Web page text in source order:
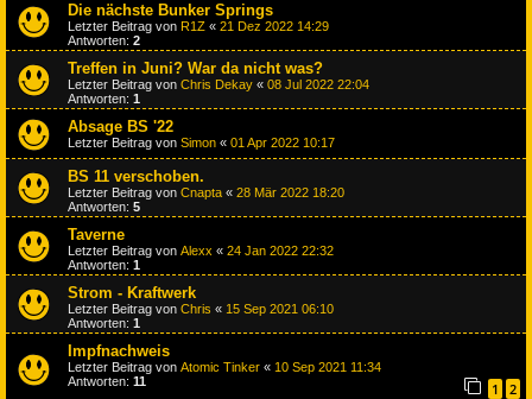
Die nächste Bunker Springs
Letzter Beitrag von R1Z « 21 Dez 2022 14:29
Antworten: 2
Treffen in Juni? War da nicht was?
Letzter Beitrag von Chris Dekay « 08 Jul 2022 22:04
Antworten: 1
Absage BS '22
Letzter Beitrag von Simon « 01 Apr 2022 10:17
BS 11 verschoben.
Letzter Beitrag von Cnapta « 28 Mär 2022 18:20
Antworten: 5
Taverne
Letzter Beitrag von Alexx « 24 Jan 2022 22:32
Antworten: 1
Strom - Kraftwerk
Letzter Beitrag von Chris « 15 Sep 2021 06:10
Antworten: 1
Impfnachweis
Letzter Beitrag von Atomic Tinker « 10 Sep 2021 11:34
Antworten: 11 1
2